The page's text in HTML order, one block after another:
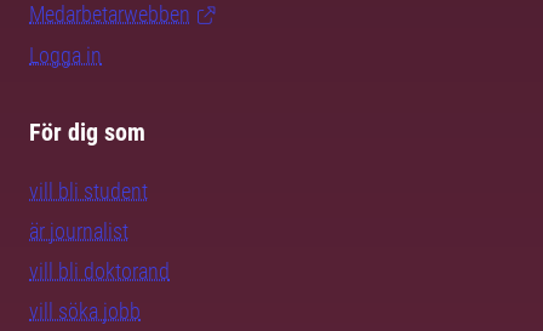
Medarbetarwebben
Logga in
För dig som
vill bli student
är journalist
vill bli doktorand
vill söka jobb